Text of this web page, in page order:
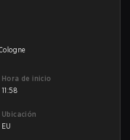
Hora de inicio
11:58
Ubicación
EU